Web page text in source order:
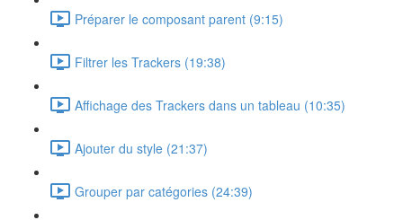
Préparer le composant parent (9:15)
Filtrer les Trackers (19:38)
Affichage des Trackers dans un tableau (10:35)
Ajouter du style (21:37)
Grouper par catégories (24:39)